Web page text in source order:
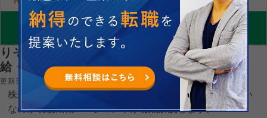
りそな銀行は平均年収715万円｜新卒初任
給・賞与ボーナスや残業時間も紹介！
更新日：2025.02.28
株式会社りそな銀行の平均年収や新卒初任給がどれぐらい
なのか現役転職エージェントが徹底解説します。